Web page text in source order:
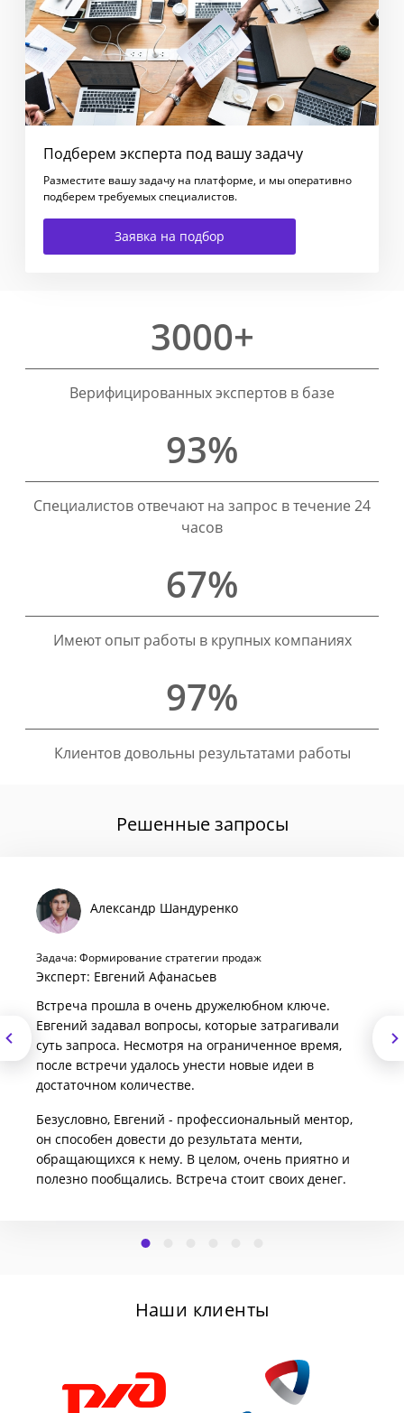
Подберем эксперта под вашу задачу
Разместите вашу задачу на платформе, и мы оперативно
подберем требуемых специалистов.
Заявка на подбор
3000+
Верифицированных экспертов в базе
93%
Специалистов отвечают на запрос в течение 24
часов
67%
Имеют опыт работы в крупных компаниях
97%
Клиентов довольны результатами работы
Решенные запросы
Александр Шандуренко
Задача: Формирование стратегии продаж
Эксперт: Евгений Афанасьев
Встреча прошла в очень дружелюбном ключе.
Евгений задавал вопросы, которые затрагивали
суть запроса. Несмотря на ограниченное время,
после встречи удалось унести новые идеи в
достаточном количестве.
Безусловно, Евгений - профессиональный ментор,
он способен довести до результата менти,
обращающихся к нему. В целом, очень приятно и
полезно пообщались. Встреча стоит своих денег.
Наши клиенты